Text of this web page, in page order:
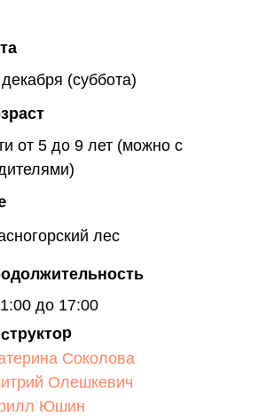
до 17:00
лес
от 5 до 9 лет (можно с
(суббота)
Соколова
Олешкевич
Юшин